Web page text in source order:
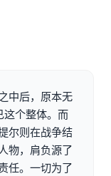
中后，原本无
这个整体。而
尔则在战争结
物，肩负源了
任。一切为了